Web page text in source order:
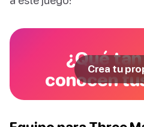
¿Qué
conocen
Crea tu